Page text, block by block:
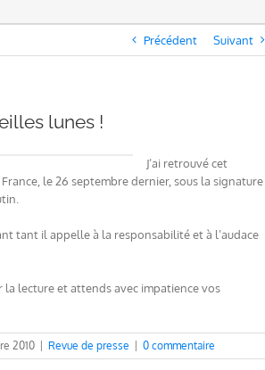
Précédent Suivant
lunes !
J’ai retrouvé cet
le 26 septembre dernier, sous la signature
tant il appelle à la responsabilité et à l’audace
la lecture et attends avec impatience vos
2010 Revue de presse 0 commentaire